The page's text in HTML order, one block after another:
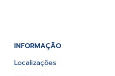
INFORMAÇÃO
Localizações